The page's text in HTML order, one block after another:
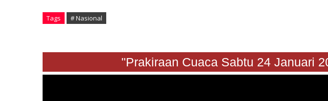
Tags # Nasional
"Prakiraan Cuaca Sabtu 24 Januari 2026"